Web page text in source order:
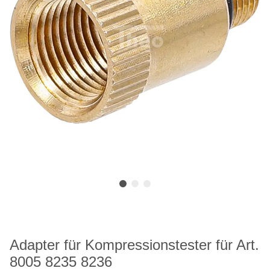
Adapter für Kompressionstester für Art.
8005 8235 8236